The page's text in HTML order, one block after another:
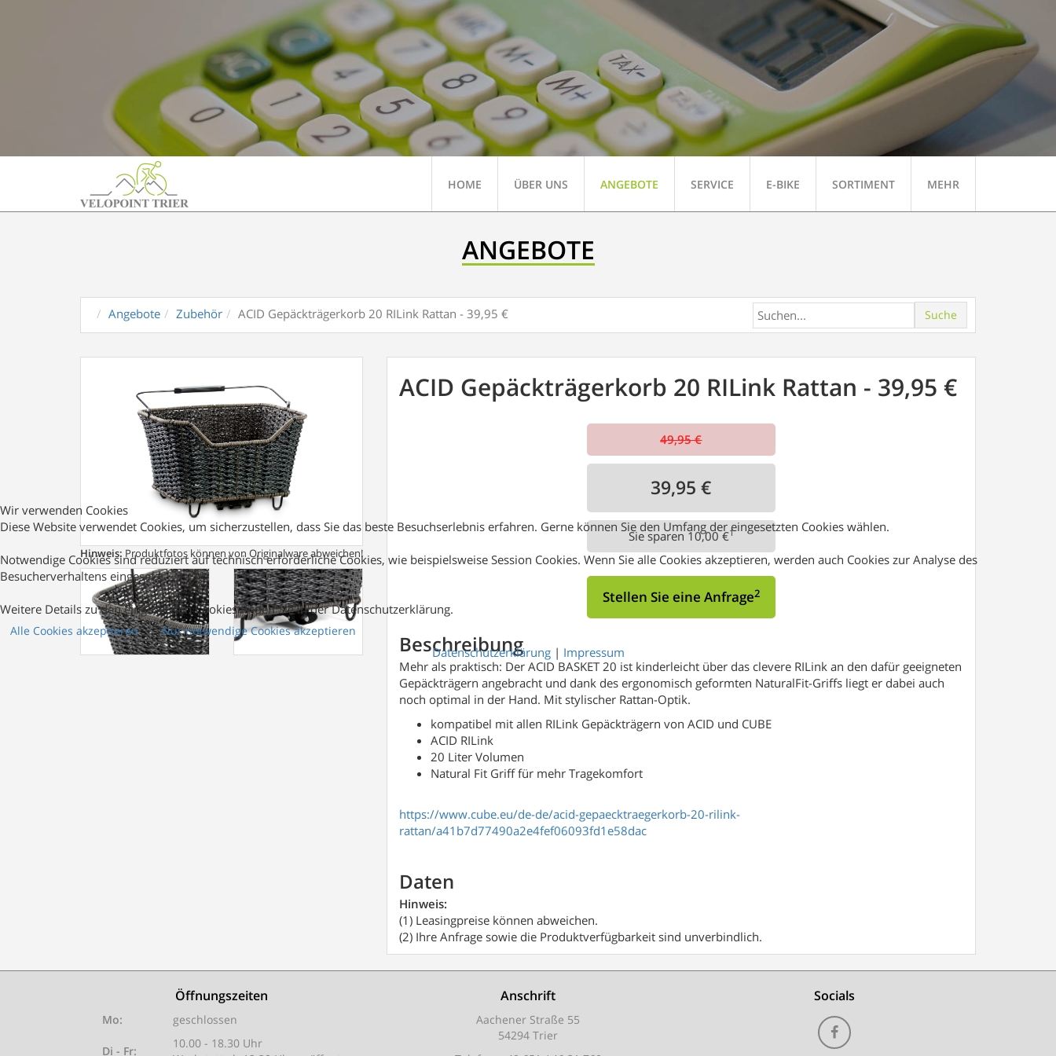
HOME ÜBER UNS ANGEBOTE SERVICE E-BIKE SORTIMENT MEHR
ANGEBOTE
Angebote Zubehör ACID Gepäckträgerkorb 20 RILink Rattan - 39,95 € Suche
Hinweis: Produktfotos können von Originalware abweichen!
ACID Gepäckträgerkorb 20 RILink Rattan - 39,95 €
49,95 €
39,95 €
Sie sparen10,00 €1
Stellen Sie eine Anfrage2
Beschreibung
Mehr als praktisch: Der ACID BASKET 20 ist kinderleicht über das clevere RILink an den dafür geeigneten
Gepäckträgern angebracht und dank des ergonomisch geformten NaturalFit-Griffs liegt er dabei auch
noch optimal in der Hand. Mit stylischer Rattan-Optik.
kompatibel mit allen RILink Gepäckträgern von ACID und CUBE
ACID RILink
20 Liter Volumen
Natural Fit Griff für mehr Tragekomfort
https://www.cube.eu/de-de/acid-gepaecktraegerkorb-20-rilink-
rattan/a41b7d77490a2e4fef06093fd1e58dac
Daten
Hinweis:
(1) Leasingpreise können abweichen.
(2) Ihre Anfrage sowie die Produktverfügbarkeit sind unverbindlich.
Öffnungszeiten
Mo: geschlossen
Di - Fr:
10.00 - 18.30 Uhr
Anschrift
Aachener Straße 55
54294 Trier
Socials
Wir verwenden Cookies
Diese Website verwendet Cookies, um sicherzustellen, dass Sie das beste Besuchserlebnis erfahren. Gerne können Sie den Umfang der eingesetzten Cookies wählen.
Notwendige Cookies sind reduziert auf technisch erforderliche Cookies, wie beispielsweise Session Cookies. Wenn Sie alle Cookies akzeptieren, werden auch Cookies zur Analyse des
Besucherverhaltens eingesetzt.
Weitere Details zu den eingesetzten Cookies finden Sie in der Datenschutzerklärung.
Alle Cookies akzeptieren Nur notwendige Cookies akzeptieren
Datenschutzerklärung| Impressum